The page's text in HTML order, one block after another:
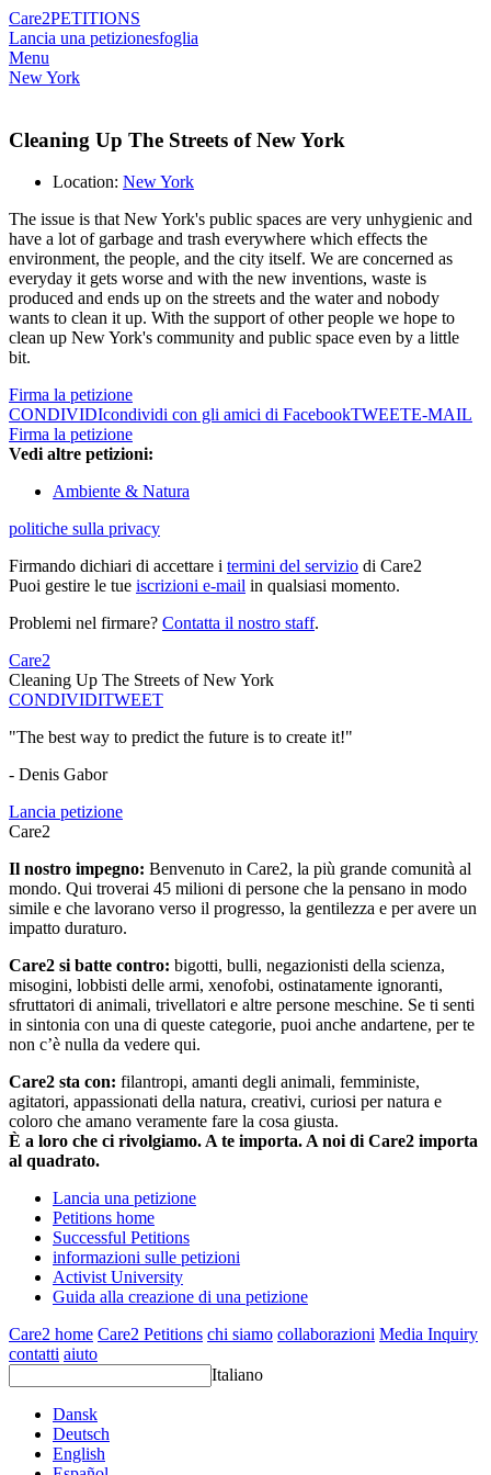
Care2PETITIONS
Lancia una petizionesfoglia
Menu
New York
Cleaning Up The Streets of New York
Location: New York
The issue is that New York's public spaces are very unhygienic and
have a lot of garbage and trash everywhere which effects the
environment, the people, and the city itself. We are concerned as
everyday it gets worse and with the new inventions, waste is
produced and ends up on the streets and the water and nobody
wants to clean it up. With the support of other people we hope to
clean up New York's community and public space even by a little
bit.
Firma la petizione
CONDIVIDIcondividi con gli amici di FacebookTWEETE-MAIL
Firma la petizione
Vedi altre petizioni:
Ambiente & Natura
politiche sulla privacy
Firmando dichiari di accettare i termini del servizio di Care2
Puoi gestire le tue iscrizioni e-mail in qualsiasi momento.
Problemi nel firmare? Contatta il nostro staff.
Care2
Cleaning Up The Streets of New York
CONDIVIDITWEET
"The best way to predict the future is to create it!"
- Denis Gabor
Lancia petizione
Care2
Il nostro impegno: Benvenuto in Care2, la più grande comunità al
mondo. Qui troverai 45 milioni di persone che la pensano in modo
simile e che lavorano verso il progresso, la gentilezza e per avere un
impatto duraturo.
Care2 si batte contro: bigotti, bulli, negazionisti della scienza,
misogini, lobbisti delle armi, xenofobi, ostinatamente ignoranti,
sfruttatori di animali, trivellatori e altre persone meschine. Se ti senti
in sintonia con una di queste categorie, puoi anche andartene, per te
non c’è nulla da vedere qui.
Care2 sta con: filantropi, amanti degli animali, femministe,
agitatori, appassionati della natura, creativi, curiosi per natura e
coloro che amano veramente fare la cosa giusta.
È a loro che ci rivolgiamo. A te importa. A noi di Care2 importa
al quadrato.
Lancia una petizione
Petitions home
Successful Petitions
informazioni sulle petizioni
Activist University
Guida alla creazione di una petizione
Care2 home Care2 Petitions chi siamo collaborazioni Media Inquiry
contatti aiuto
Italiano
Dansk
Deutsch
English